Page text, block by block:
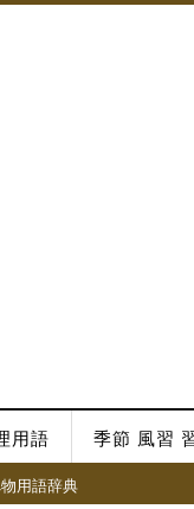
用語 季節 風習
用語辞典